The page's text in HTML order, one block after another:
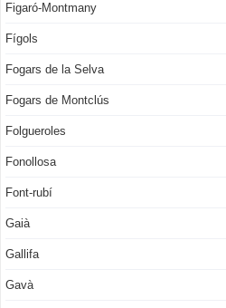
Figaró-Montmany
Fígols
Fogars de la Selva
Fogars de Montclús
Folgueroles
Fonollosa
Font-rubí
Gaià
Gallifa
Gavà